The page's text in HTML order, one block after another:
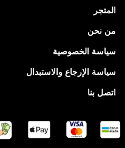
المتجر
من نحن
سياسة الخصوصية
سياسة الإرجاع والاستبدال
اتصل بنا